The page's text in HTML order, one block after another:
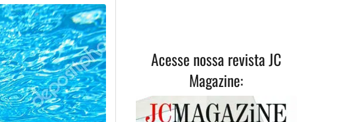
Assine
Acesse nossa revista JC
Magazine: